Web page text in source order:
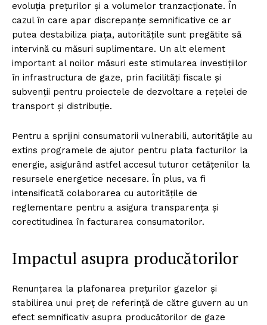
evoluția prețurilor și a volumelor tranzacționate. În
cazul în care apar discrepanțe semnificative ce ar
putea destabiliza piața, autoritățile sunt pregătite să
intervină cu măsuri suplimentare. Un alt element
important al noilor măsuri este stimularea investițiilor
în infrastructura de gaze, prin facilități fiscale și
subvenții pentru proiectele de dezvoltare a rețelei de
transport și distribuție.
Pentru a sprijini consumatorii vulnerabili, autoritățile au
extins programele de ajutor pentru plata facturilor la
energie, asigurând astfel accesul tuturor cetățenilor la
resursele energetice necesare. În plus, va fi
intensificată colaborarea cu autoritățile de
reglementare pentru a asigura transparența și
corectitudinea în facturarea consumatorilor.
Impactul asupra producătorilor
Renunțarea la plafonarea prețurilor gazelor și
stabilirea unui preț de referință de către guvern au un
efect semnificativ asupra producătorilor de gaze